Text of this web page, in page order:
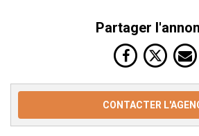
Partager
CONTACTER